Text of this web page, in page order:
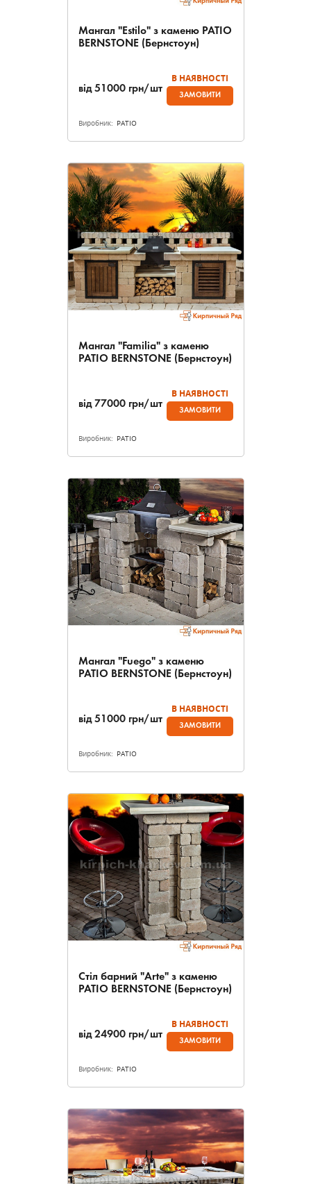
Мангал "Estilo" з каменю PATIO
BERNSTONE (Бернстоун)
від 51000 грн/шт
В НАЯВНОСТІ
ЗАМОВИТИ
Виробник: PATIO
Мангал "Familia" з каменю
PATIO BERNSTONE (Бернстоун)
від 77000 грн/шт
В НАЯВНОСТІ
ЗАМОВИТИ
Виробник: PATIO
Мангал "Fuego" з каменю
PATIO BERNSTONE (Бернстоун)
від 51000 грн/шт
В НАЯВНОСТІ
ЗАМОВИТИ
Виробник: PATIO
Стіл барний "Arte" з каменю
PATIO BERNSTONE (Бернстоун)
від 24900 грн/шт
В НАЯВНОСТІ
ЗАМОВИТИ
Виробник: PATIO